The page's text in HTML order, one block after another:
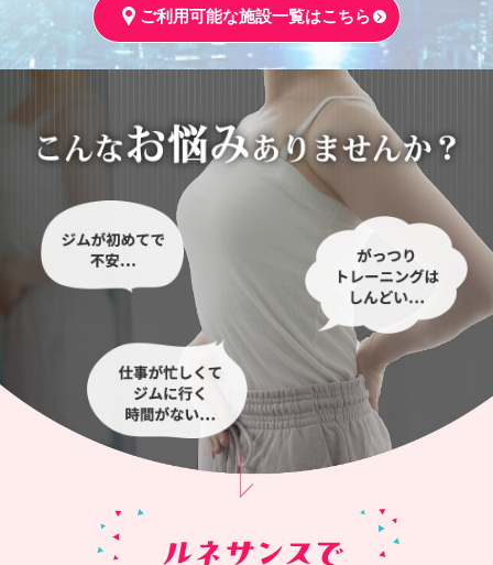
ご利用可能な施設一覧はこちら